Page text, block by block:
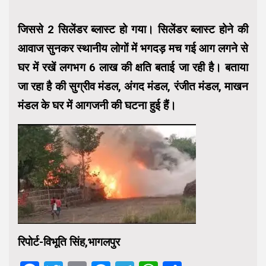
जिससे 2 सिलेंडर ब्लास्ट हो गया। सिलेंडर ब्लास्ट होने की
आवाज सुनकर स्थानीय लोगों में भगदड़ मच गई आग लगने से
घर में रखें लगभग 6 लाख की क्षति बताई जा रही है। बताया
जा रहा है की सुग्रीव मंडल, अंगद मंडल, रंजीत मंडल, माखन
मंडल के घर में आगजनी की घटना हुई हैं।
रिपोर्ट-विभूति सिंह,भागलपुर